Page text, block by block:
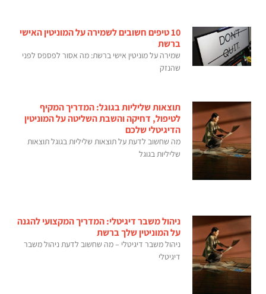
10 טיפים חשובים לשמירה על המוניטין האישי
ברשת
שמירה על מוניטין אישי ברשת: מה אסור לפספס לפני
שהנזק
תוצאות שליליות בגוגל: המדריך המקיף
לטיפול, דחיקה והשבת השליטה על המוניטין
הדיגיטלי שלכם
מה שחשוב לדעת על תוצאות שליליות בגוגל תוצאות
שליליות בגוגל
ניהול משבר דיגיטלי: המדריך המקצועי להגנה
על המוניטין שלך ברשת
ניהול משבר דיגיטלי – מה שחשוב לדעת ניהול משבר
דיגיטלי